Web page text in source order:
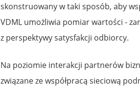
skonstruowany w taki sposób, aby
VDML umożliwia pomiar wartości -
z perspektywy satysfakcji odbiorcy.
Na poziomie interakcji partnerów
związane ze współpracą sieciową